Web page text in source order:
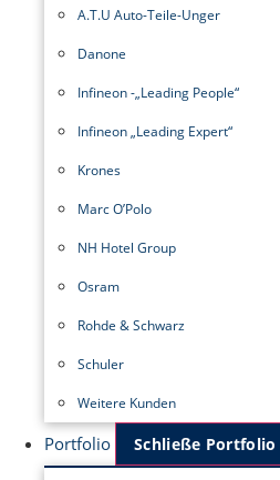
A.T.U Auto-Teile-Unger
Danone
Infineon -„Leading People“
Infineon „Leading Expert“
Krones
Marc O’Polo
NH Hotel Group
Osram
Rohde & Schwarz
Schuler
Weitere Kunden
Portfolio Schließe Portfolio